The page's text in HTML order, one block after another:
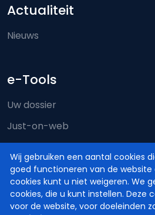
Wij gebruiken een aantal cookies
goed functioneren van de website
cookies kunt u niet weigeren. We
cookies, die u kunt instellen. Deze
voor de website, voor doeleinden
Actualiteit
Nieuws
e-Tools
Uw dossier
Just-on-web
e-Deposit
Territoriale bevoegdheid